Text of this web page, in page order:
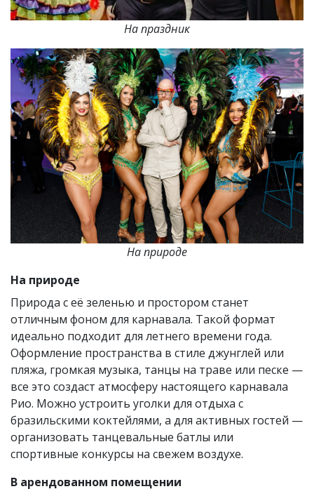
На праздник
На природе
На природе
Природа с её зеленью и простором станет
отличным фоном для карнавала. Такой формат
идеально подходит для летнего времени года.
Оформление пространства в стиле джунглей или
пляжа, громкая музыка, танцы на траве или песке —
все это создаст атмосферу настоящего карнавала
Рио. Можно устроить уголки для отдыха с
бразильскими коктейлями, а для активных гостей —
организовать танцевальные батлы или
спортивные конкурсы на свежем воздухе.
В арендованном помещении